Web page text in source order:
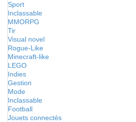
Sport
Inclassable
MMORPG
Tir
Visual novel
Rogue-Like
Minecraft-like
LEGO
Indies
Gestion
Mode
Inclassable
Football
Jouets connectés